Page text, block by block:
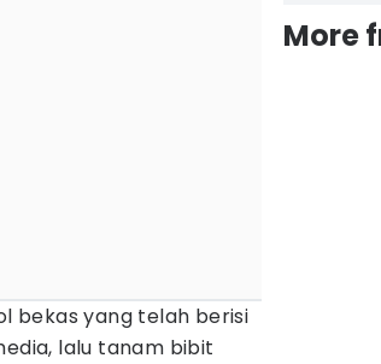
bekas yang telah berisi
lalu tanam bibit
More